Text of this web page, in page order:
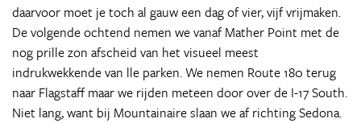
daarvoor moet je toch al gauw een dag of vier, vijf vrijmaken.
De volgende ochtend nemen we vanaf Mather Point met de
nog prille zon afscheid van het visueel meest
indrukwekkende van lle parken. We nemen Route 180 terug
naar Flagstaff maar we rijden meteen door over de I-17 South.
Niet lang, want bij Mountainaire slaan we af richting Sedona.